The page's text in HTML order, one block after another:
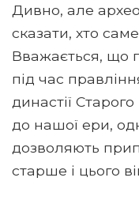
Дивно, але
сказати, хто
Вважається, що
під час
династії
до нашої ери,
дозволяють
старше і цього